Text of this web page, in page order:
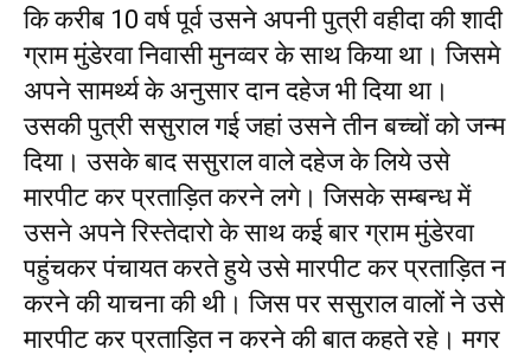
कि करीब 10 वर्ष पूर्व उसने अपनी पुत्री वहीदा की शादी
ग्राम मुंडेरवा निवासी मुनव्वर के साथ किया था। जिसमे
अपने सामर्थ्य के अनुसार दान दहेज भी दिया था।
उसकी पुत्री ससुराल गई जहां उसने तीन बच्चों को जन्म
दिया। उसके बाद ससुराल वाले दहेज के लिये उसे
मारपीट कर प्रताड़ित करने लगे। जिसके सम्बन्ध में
उसने अपने रिस्तेदारो के साथ कई बार ग्राम मुंडेरवा
पहुंचकर पंचायत करते हुये उसे मारपीट कर प्रताड़ित न
करने की याचना की थी। जिस पर ससुराल वालों ने उसे
मारपीट कर प्रताड़ित न करने की बात कहते रहे। मगर